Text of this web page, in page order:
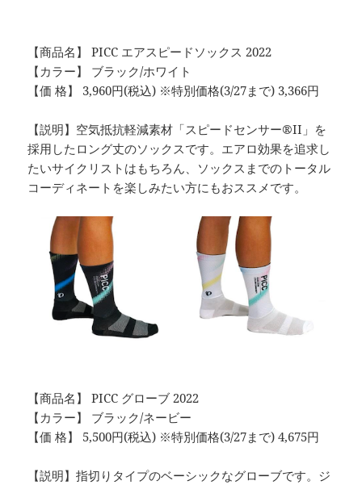
【商品名】 PICC エアスピードソックス 2022
【カラー】 ブラック/ホワイト
【価 格】 3,960円(税込) ※特別価格(3/27まで) 3,366円
【説明】空気抵抗軽減素材「スピードセンサー®II」を
採用したロング丈のソックスです。エアロ効果を追求し
たいサイクリストはもちろん、ソックスまでのトータル
コーディネートを楽しみたい方にもおススメです。
【商品名】 PICC グローブ 2022
【カラー】 ブラック/ネービー
【価 格】 5,500円(税込) ※特別価格(3/27まで) 4,675円
【説明】指切りタイプのベーシックなグローブです。ジ